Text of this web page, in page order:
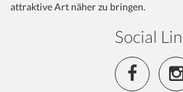
attraktive Art näher zu bringen.
Social